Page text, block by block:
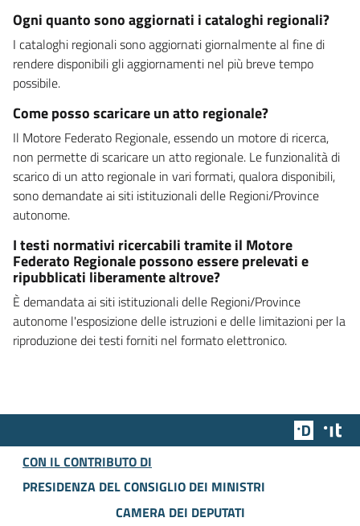
Ogni quanto sono aggiornati i cataloghi regionali?
I cataloghi regionali sono aggiornati giornalmente al fine di
rendere disponibili gli aggiornamenti nel più breve tempo
possibile.
Come posso scaricare un atto regionale?
Il Motore Federato Regionale, essendo un motore di ricerca,
non permette di scaricare un atto regionale. Le funzionalità di
scarico di un atto regionale in vari formati, qualora disponibili,
sono demandate ai siti istituzionali delle Regioni/Province
autonome.
I testi normativi ricercabili tramite il Motore
Federato Regionale possono essere prelevati e
ripubblicati liberamente altrove?
È demandata ai siti istituzionali delle Regioni/Province
autonome l'esposizione delle istruzioni e delle limitazioni per la
riproduzione dei testi forniti nel formato elettronico.
Team
CON IL CONTRIBUTO DI
PRESIDENZA DEL CONSIGLIO DEI MINISTRI
CAMERA DEI DEPUTATI